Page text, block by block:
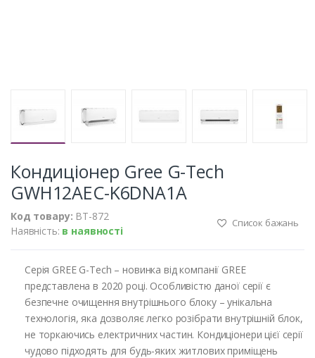
Кондиціонер Gree G-Tech
GWH12AEC-K6DNA1A
Код товару: BT-872
Наявність: в наявності
Список бажань
Серія GREE G-Tech – новинка від компанії GREE
представлена в 2020 році. Особливістю даної серії є
безпечне очищення внутрішнього блоку – унікальна
технологія, яка дозволяє легко розібрати внутрішній блок,
не торкаючись електричних частин. Кондиціонери цієї серії
чудово підходять для будь-яких житлових приміщень